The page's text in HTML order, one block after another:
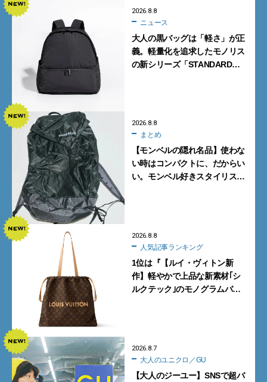
2026.8.8
ニュース
大人の黒バッグは「軽さ」が正
義。軽量化を追求したモノリス
の新シリーズ「STANDARD
2026.8.8
まとめ
【モンベルの隠れ名品】使わな
い時はコンパクトに、だからい
い。モンベル好きスタイリスト
2026.8.8
人気記事ランキング
1位は『【ルイ・ヴィトン新
作】軽やかで上品な新素材｢シ
ルクテック｣のモノグラムバッ
2026.8.7
大人のユニクロ／GU
【大人のジーユー】SNSで超バ